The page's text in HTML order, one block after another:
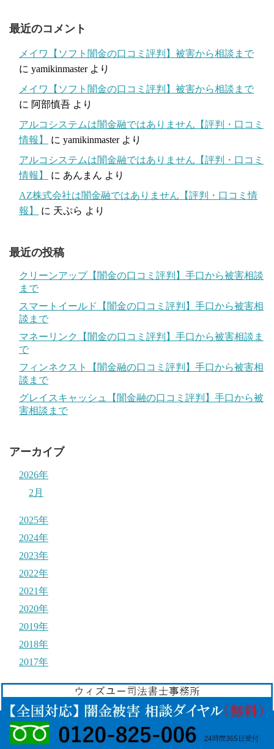
最近のコメント
メイワ【ソフト闇金の口コミ評判】被害から相談まで
に yamikinmasterより
メイワ【ソフト闇金の口コミ評判】被害から相談まで
に 阿部慎吾 より
アルコシステムは闇金融ではありません【評判・口コミ
情報】
に yamikinmasterより
アルコシステムは闇金融ではありません【評判・口コミ
情報】
に あんまん より
AZ株式会社は闇金融ではありません【評判・口コミ情
報】
に 天ぷら より
最近の投稿
クリーンアップ【闇金の口コミ評判】手口から被害相談
まで
スマートイールド【闇金の口コミ評判】手口から被害相
談まで
マネーリンク【闇金の口コミ評判】手口から被害相談ま
で
フィンネクスト【闇金融の口コミ評判】手口から被害相
談まで
グレイスキャッシュ【闇金融の口コミ評判】手口から被
害相談まで
アーカイブ
2026年
2月
2025年
2024年
2023年
2022年
2021年
2020年
2019年
2018年
2017年
© 2017それ闇金ですよ！.